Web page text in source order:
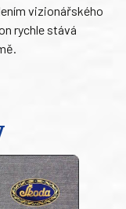
vizionářského
rychle stává